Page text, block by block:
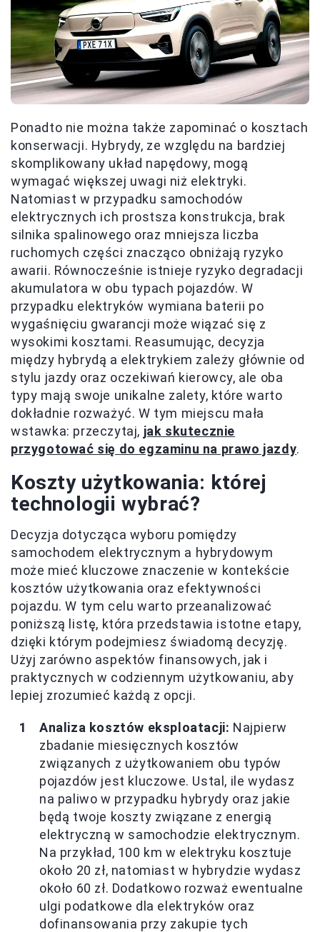
Ponadto nie można także zapominać o kosztach
konserwacji. Hybrydy, ze względu na bardziej
skomplikowany układ napędowy, mogą
wymagać większej uwagi niż elektryki.
Natomiast w przypadku samochodów
elektrycznych ich prostsza konstrukcja, brak
silnika spalinowego oraz mniejsza liczba
ruchomych części znacząco obniżają ryzyko
awarii. Równocześnie istnieje ryzyko degradacji
akumulatora w obu typach pojazdów. W
przypadku elektryków wymiana baterii po
wygaśnięciu gwarancji może wiązać się z
wysokimi kosztami. Reasumując, decyzja
między hybrydą a elektrykiem zależy głównie od
stylu jazdy oraz oczekiwań kierowcy, ale oba
typy mają swoje unikalne zalety, które warto
dokładnie rozważyć. W tym miejscu mała
wstawka: przeczytaj, jak skutecznie
przygotować się do egzaminu na prawo jazdy.
Koszty użytkowania: której
technologii wybrać?
Decyzja dotycząca wyboru pomiędzy
samochodem elektrycznym a hybrydowym
może mieć kluczowe znaczenie w kontekście
kosztów użytkowania oraz efektywności
pojazdu. W tym celu warto przeanalizować
poniższą listę, która przedstawia istotne etapy,
dzięki którym podejmiesz świadomą decyzję.
Użyj zarówno aspektów finansowych, jak i
praktycznych w codziennym użytkowaniu, aby
lepiej zrozumieć każdą z opcji.
Analiza kosztów eksploatacji: Najpierw
zbadanie miesięcznych kosztów
związanych z użytkowaniem obu typów
pojazdów jest kluczowe. Ustal, ile wydasz
na paliwo w przypadku hybrydy oraz jakie
będą twoje koszty związane z energią
elektryczną w samochodzie elektrycznym.
Na przykład, 100 km w elektryku kosztuje
około 20 zł, natomiast w hybrydzie wydasz
około 60 zł. Dodatkowo rozważ ewentualne
ulgi podatkowe dla elektryków oraz
dofinansowania przy zakupie tych